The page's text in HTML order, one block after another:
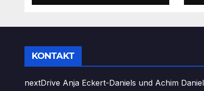
KONTAKT
nextDrive Anja Eckert-Daniels und Achim